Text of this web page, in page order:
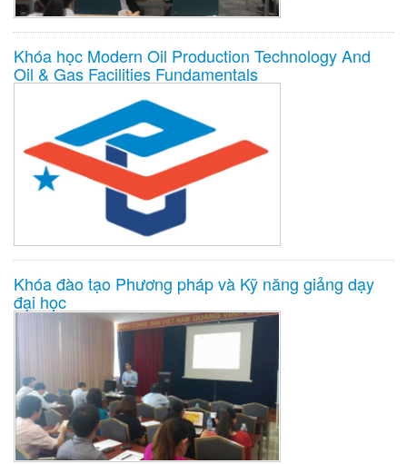
Khóa học Modern Oil Production Technology And
Oil & Gas Facilities Fundamentals
Khóa đào tạo Phương pháp và Kỹ năng giảng dạy
đại học